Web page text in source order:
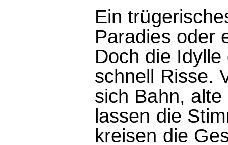
Ein
Paradies oder
Doch die
schnell Risse.
sich Bahn,
lassen die
kreisen die